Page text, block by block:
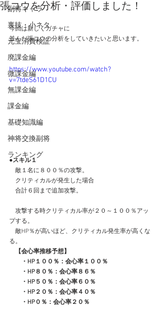
副将キャラ
裏技・小ネタ
元宝消費検証
廃課金編
微課金編
無課金編
課金編
基礎知識編
神将交換副将
ランキング
張コウを分析・評価しました！
今回は新しくガチャに
並んだ張コウの分析をしていきたいと思います。
https://www.youtube.com/watch?
v=7tdeS61D1CU
●スキル１
敵１名に８００％の攻撃。
クリティカルが発生した場合
合計６回まで追加攻撃。
攻撃する時クリティカル率が２０～１００％アッ
プする。
敵HP％が高いほど、クリティカル発生率が高くな
る。
【会心率推移予想】
・HP１００％：会心率１００％
・HP８０％：会心率８６％
・HP５０％：会心率６０％
・HP２０％：会心率４０％
・HP０％：会心率２０％